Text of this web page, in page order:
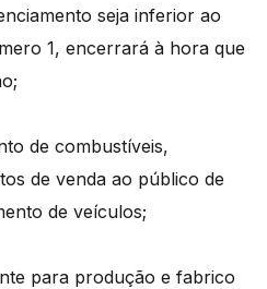
seja inferior ao
1, encerrará à hora que
de combustíveis,
de venda ao público de
de veículos;
para produção e fabrico